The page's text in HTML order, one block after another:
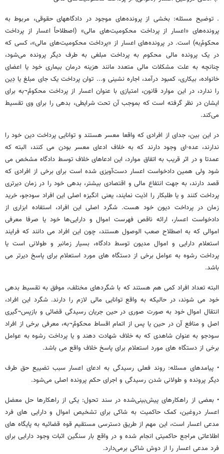
. توضیح مسئله: بخشی از پرونده‌های موجود در دادگاههای حقوقی، مربوط به
پرونده‌های «اعسار از پرداخت محکومیت‌های مالی» (اصطلاحاً اعسار از پرداخت
محکومُ‌به) است. در پرونده‌های اعسار از «پرداخت محکومیت‌های مالی»، کسی که
در یک پرونده مالی محکوم به پرداخت مبلغی به طرف دیگر پرونده می‌شود،
چنانچه به علت مشکلات مالی متعدد مانند هزینه درمان بیماری خود یا اعضای
خانواده، بیکاری، کمبود درآمد، اجاره نشینی و... توان پرداخت یک جای مبلغ یا دِین
را ندارد، در این موارد قانون، امتیازی با عنوان اعسار از پرداخت محکومٌ¬به برای
ایشان در نظر گرفته است که بموجب آن تحت شرایطی، بدهی را برای وی تقسیط
می‌کند.
در این بین، جدای از افرادی که واقعا معسر هستند و توانایی پرداخت دین خود را
ندارند، عده-ای وجود دارند که به خلاف ادعای معسر بودن می کنند، البته که
عمدتا و در اثر قریب به اتفاق موارد، این ادعاهای خلاف توسط دادگاه مشخص می
شود ولی همین دادخواست اعسار دست‌آویزی شده است برای برخی از افرادی که
قصد دارند، به جهت انتفاع مالی و اقتصادی بیشتر، بدهی خود را در زمان دیرتری
پرداخت کنند و یا طلبکار را اذیت نمایند، یعنی انگیزه اصلی این افراد سودجو، خرید
زمان در پرداخت دیون خود هست. شگرد اصلی این افراد، استفاده ابزاری از
دادخواست اعسار، ارائه ناقص فهرست اموال و دارایی‌ها خود یا صرفا معرفی
اموالی که به اصطلاح صعب الوصول هستند، چون این افراد می دانند که فرایند
استعلام دارایی و اموال مدیون توسط دادگاه، بسیار زمانبر و طولانی است یا
پرداخت رشوه به عوامل برخی از دستگاه های مورد استعلام برای پاسخ دیرتر می
باشد.
البته تعداد افراد کمی هم هستند که با شگردهای مختلف، موفق به تقسیط بدهی
خود می شوند، در حالیکه به واقع توانایی مالی لازم را دارند. شگرد این افراد،
انتقال اموال خود به صورت صوری در حین جریان رسیدگی قضائی و بازپس¬گیری
اصل و منافع آن در حین یا پس از اتمام اقساط محکومٌ¬به، معرفی برخی از افراد
سودجو به عنوان شاهدی که به خلاف شهادت دهند و یا پرداخت رشوه به عوامل
برخی از دستگاه های مورد استعلام برای پاسخ خلاف واقع می باشد.
• پیامدهای مسئله: روند فعلی رسیدگی به ادعای اعسار سبب تضییع حق طرف
دیگر پرونده و طولانی شدن رسیدگی و اجرای حکم پرونده اصلی می‌شود.
• بعضی از راهکارهای پیش‌بینی‌شده در سند تحول: یکی از راهکارها حل معضل
اعسار دروغین، کمک حاکمیت به شاکی برای تشخیص اموال و دارایی های فرد
مدعی اعسار است، این مهم از طریق دسترسی مستقیم قوه قضائیه به پایگاه های
اطلاعاتی مراجع حاکمیتی انجام شده و در واقع بار سنگین اثبات وجود دارایی برای
فرد مدعی اعسار را از دوش شاکی برمی‌دارد.